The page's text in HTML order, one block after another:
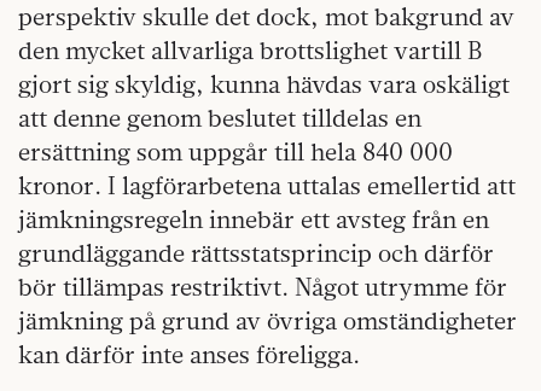
perspektiv skulle det dock, mot bakgrund av
den mycket allvarliga brottslighet vartill B
gjort sig skyldig, kunna hävdas vara oskäligt
att denne genom beslutet tilldelas en
ersättning som uppgår till hela 840 000
kronor. I lagförarbetena uttalas emellertid att
jämkningsregeln innebär ett avsteg från en
grundläggande rättsstatsprincip och därför
bör tillämpas restriktivt. Något utrymme för
jämkning på grund av övriga omständigheter
kan därför inte anses föreligga.